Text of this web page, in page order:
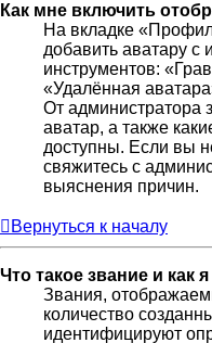
Как мне включить
На вкладке
добавить аватару с
инструментов:
«Удалённая
От администратора
аватар, а также
доступны. Если вы
свяжитесь с
выяснения причин.
Вернуться к началу
Что такое звание и как
Звания,
количество
идентифицируют